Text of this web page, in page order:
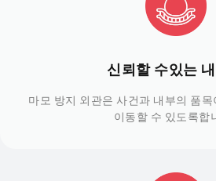
신뢰할 수있는
마모 방지 외관은 사건과 내부의 품
이동할 수 있도록합